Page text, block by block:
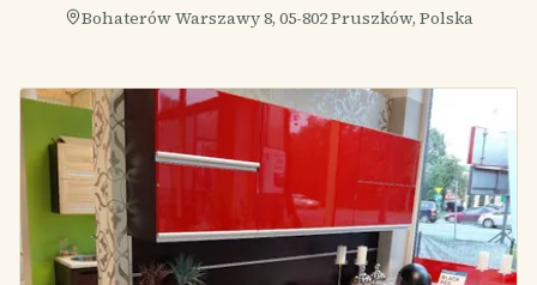
Bohaterów Warszawy 8, 05-802 Pruszków, Polska